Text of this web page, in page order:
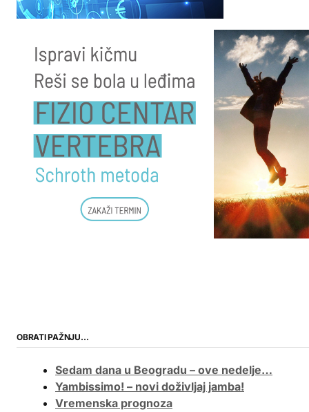
OBRATI PAŽNJU…
Sedam dana u Beogradu – ove nedelje…
Yambissimo! – novi doživljaj jamba!
Vremenska prognoza